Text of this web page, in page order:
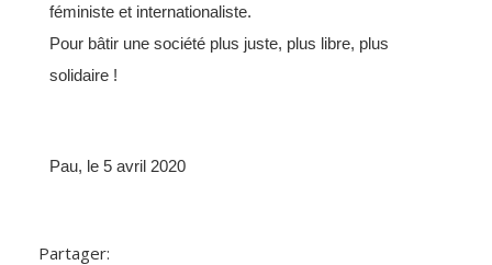
féministe et internationaliste.
Pour bâtir une société plus juste, plus libre, plus
solidaire !
Pau, le 5 avril 2020
Partager: